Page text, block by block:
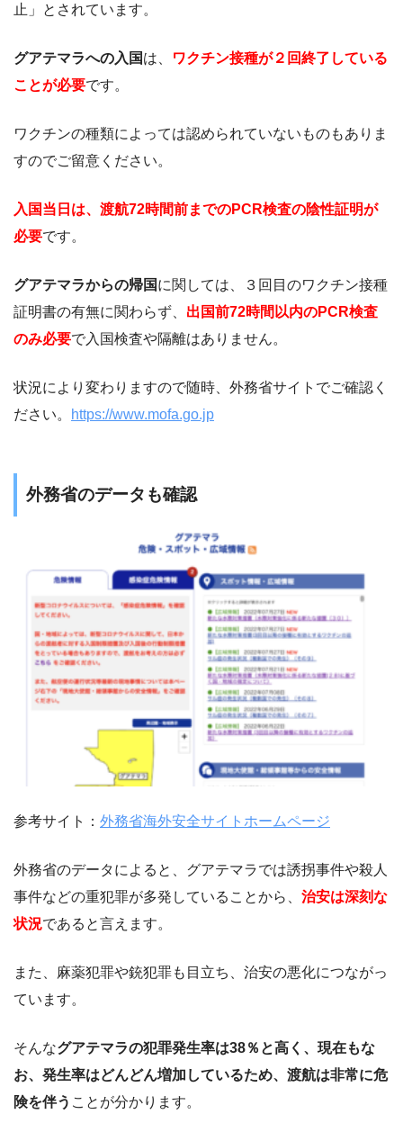
止」とされています。
グアテマラへの入国は、
ワクチン接種が２回終了している
ことが必要です。
ワクチンの種類によっては認められていないものもありま
すのでご留意ください。
入国当日は、渡航72時間前までのPCR検査の陰性証明が
必要です。
グアテマラからの帰国に関しては、３回目のワクチン接種
証明書の有無に関わらず、 出国前72時間以内のPCR検査
のみ必要で入国検査や隔離はありません。
状況により変わりますので随時、外務省サイトでご確認く
ださい。
https://www.mofa.go.jp
外務省のデータも確認
参考サイト： 外務省海外安全サイトホームページ
外務省のデータによると、グアテマラでは誘拐事件や殺人
事件などの重犯罪が多発していることから、 治安は深刻な
状況であると言えます。
また、麻薬犯罪や銃犯罪も目立ち、治安の悪化につながっ
ています。
そんなグアテマラの犯罪発生率は38％と高く、現在もな
お、発生率はどんどん増加しているため、渡航は非常に危
険を伴う ことが分かります。